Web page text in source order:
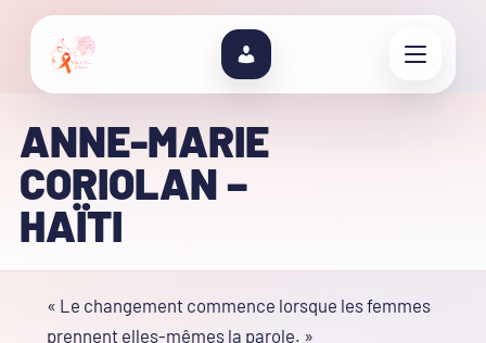
ANNE-MARIE
CORIOLAN –
HAÏTI
« Le changement commence lorsque les femmes
prennent elles-mêmes la parole. »